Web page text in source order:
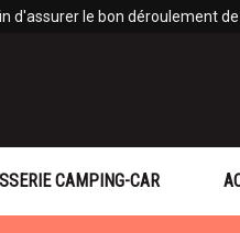
le bon déroulement
CAMPING-CAR